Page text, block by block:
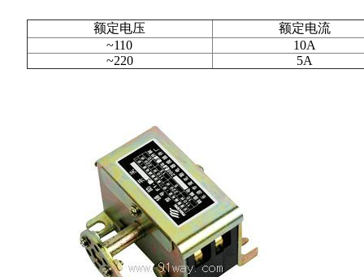
额定电压
额定电流
~110
10A
~220
5A